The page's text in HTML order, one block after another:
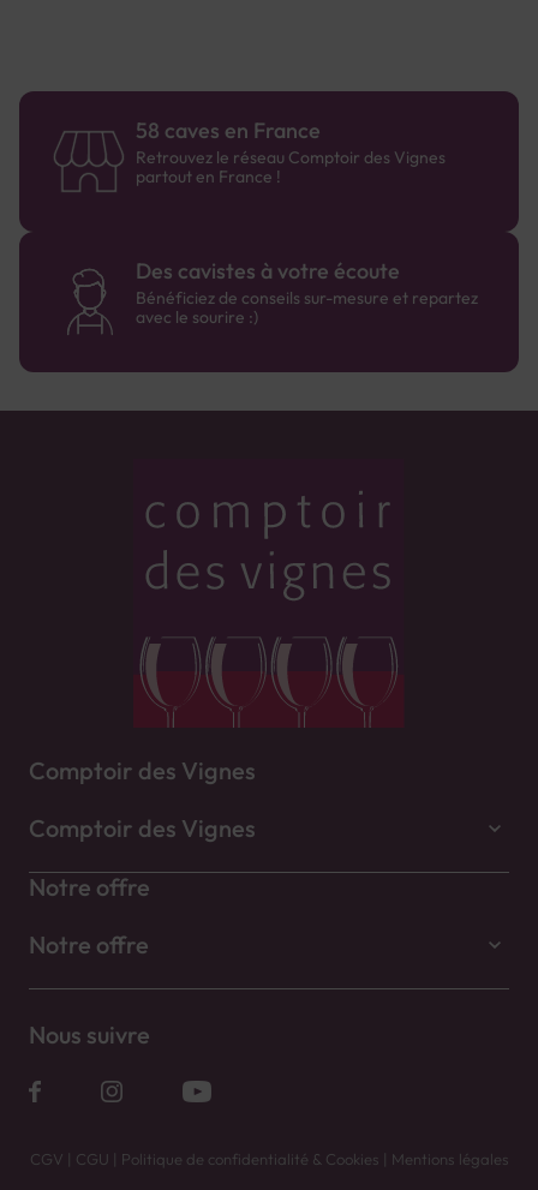
58 caves en France
Retrouvez le réseau Comptoir des Vignes
partout en France !
Des cavistes à votre écoute
Bénéficiez de conseils sur-mesure et repartez
avec le sourire :)
Comptoir des Vignes
Comptoir des Vignes
Notre offre
Notre offre
Nous suivre
CGV | CGU | Politique de confidentialité & Cookies | Mentions légales